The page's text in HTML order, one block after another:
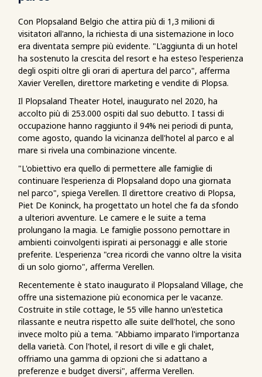
Con Plopsaland Belgio che attira più di 1,3 milioni di
visitatori all'anno, la richiesta di una sistemazione in loco
era diventata sempre più evidente. "L'aggiunta di un hotel
ha sostenuto la crescita del resort e ha esteso l'esperienza
degli ospiti oltre gli orari di apertura del parco", afferma
Xavier Verellen, direttore marketing e vendite di Plopsa.
Il Plopsaland Theater Hotel, inaugurato nel 2020, ha
accolto più di 253.000 ospiti dal suo debutto. I tassi di
occupazione hanno raggiunto il 94% nei periodi di punta,
come agosto, quando la vicinanza dell'hotel al parco e al
mare si rivela una combinazione vincente.
"L'obiettivo era quello di permettere alle famiglie di
continuare l'esperienza di Plopsaland dopo una giornata
nel parco", spiega Verellen. Il direttore creativo di Plopsa,
Piet De Koninck, ha progettato un hotel che fa da sfondo
a ulteriori avventure. Le camere e le suite a tema
prolungano la magia. Le famiglie possono pernottare in
ambienti coinvolgenti ispirati ai personaggi e alle storie
preferite. L'esperienza "crea ricordi che vanno oltre la visita
di un solo giorno", afferma Verellen.
Recentemente è stato inaugurato il Plopsaland Village, che
offre una sistemazione più economica per le vacanze.
Costruite in stile cottage, le 55 ville hanno un'estetica
rilassante e neutra rispetto alle suite dell'hotel, che sono
invece molto più a tema. "Abbiamo imparato l'importanza
della varietà. Con l'hotel, il resort di ville e gli chalet,
offriamo una gamma di opzioni che si adattano a
preferenze e budget diversi", afferma Verellen.